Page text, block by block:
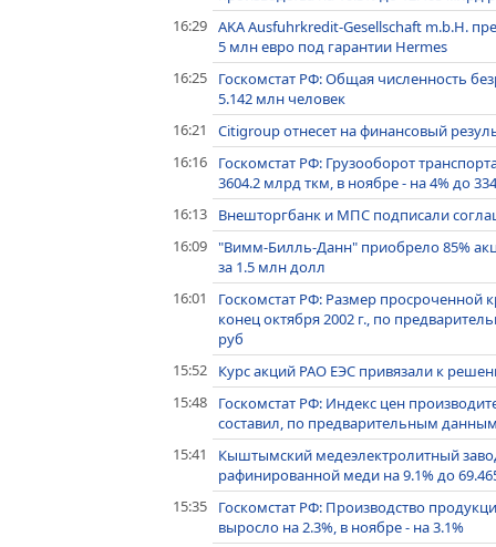
16:29 AKA Ausfuhrkredit-Gesellschaft m.b.H.
5 млн евро под гарантии Hermes
16:25
Госкомстат РФ: Общая численность
5.142 млн человек
16:21
Citigroup отнесет на финансовый
16:16
Госкомстат РФ: Грузооборот
3604.2 млрд ткм, в ноябре - на 4% до
16:13
Внешторгбанк и МПС подписали
16:09 "Вимм-Билль-Данн" приобрело 85%
за 1.5 млн долл
16:01
Госкомстат РФ: Размер просроченной
конец октября 2002 г., по
руб
15:52
Курс акций РАО ЕЭС привязали к
15:48
Госкомстат РФ: Индекс цен
составил, по предварительным
15:41
Кыштымский медеэлектролитный
рафинированной меди на 9.1% до
15:35
Госкомстат РФ: Производство
выросло на 2.3%, в ноябре - на 3.1%